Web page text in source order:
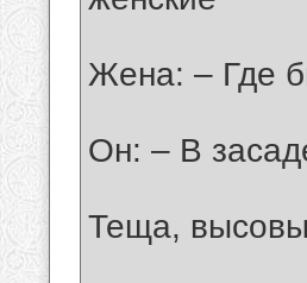
Жена: – Где
Он: – В
Теща,